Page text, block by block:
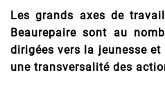
Les grands axes de
Beaurepaire sont au
dirigées vers la jeunesse
une transversalité des